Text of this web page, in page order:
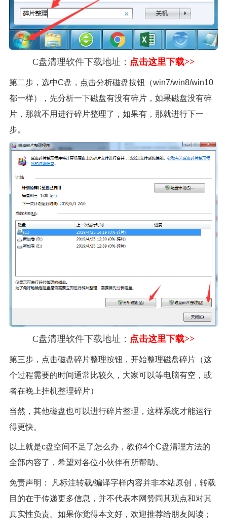
C盘清理软件下载地址： 点击这里下载>>
第二步，选中C盘，点击分析磁盘按钮（win7/win8/win10
都一样），先分析一下磁盘有没有碎片，如果磁盘没有碎
片，那就不用进行碎片整理了，如果有，那就进行下一
步。
C盘清理软件下载地址： 点击这里下载>>
第三步，点击磁盘碎片整理按钮，开始整理磁盘碎片（这
个过程需要的时间通常比较久，大家可以等电脑有空，或
者在晚上挂机整理碎片）
当然，其他磁盘也可以进行碎片整理，这样系统才能运行
得更快。
以上就是c盘空间不足了怎么办，教你4个C盘清理方法的
全部内容了，希望对各位小伙伴有所帮助。
免责声明： 凡标注转载/编译字样内容并非本站原创，转载
目的在于传递更多信息，并不代表本网赞同其观点和对其
真实性负责。如果你觉得本文好，欢迎推荐给朋友阅读；